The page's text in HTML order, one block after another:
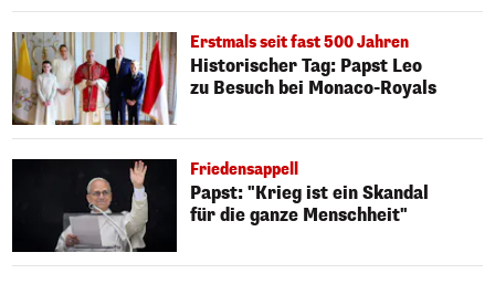
Erstmals seit fast 500 Jahren
Historischer Tag: Papst Leo
zu Besuch bei Monaco-Royals
Friedensappell
Papst: "Krieg ist ein Skandal
für die ganze Menschheit"